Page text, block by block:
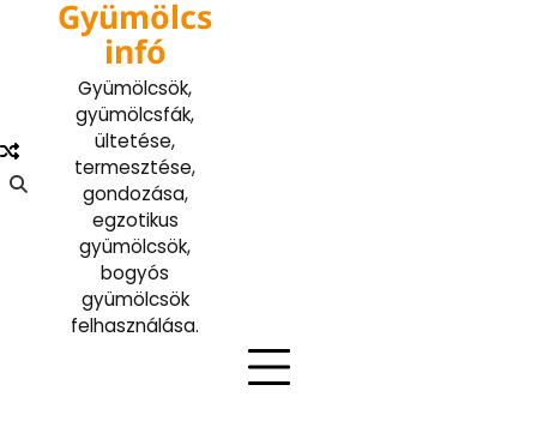
Gyümölcs
infó
Gyümölcsök,
gyümölcsfák,
ültetése,
termesztése,
gondozása,
egzotikus
gyümölcsök,
bogyós
gyümölcsök
felhasználása.